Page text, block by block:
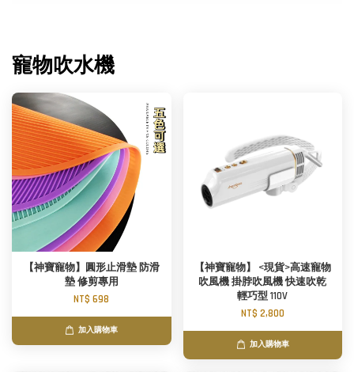
寵物吹水機
【神寶寵物】圓形止滑墊 防滑
墊 修剪專用
NT$ 698
加入購物車
【神寶寵物】 <現貨>高速寵物
吹風機 掛脖吹風機 快速吹乾
輕巧型 110V
NT$ 2,800
加入購物車